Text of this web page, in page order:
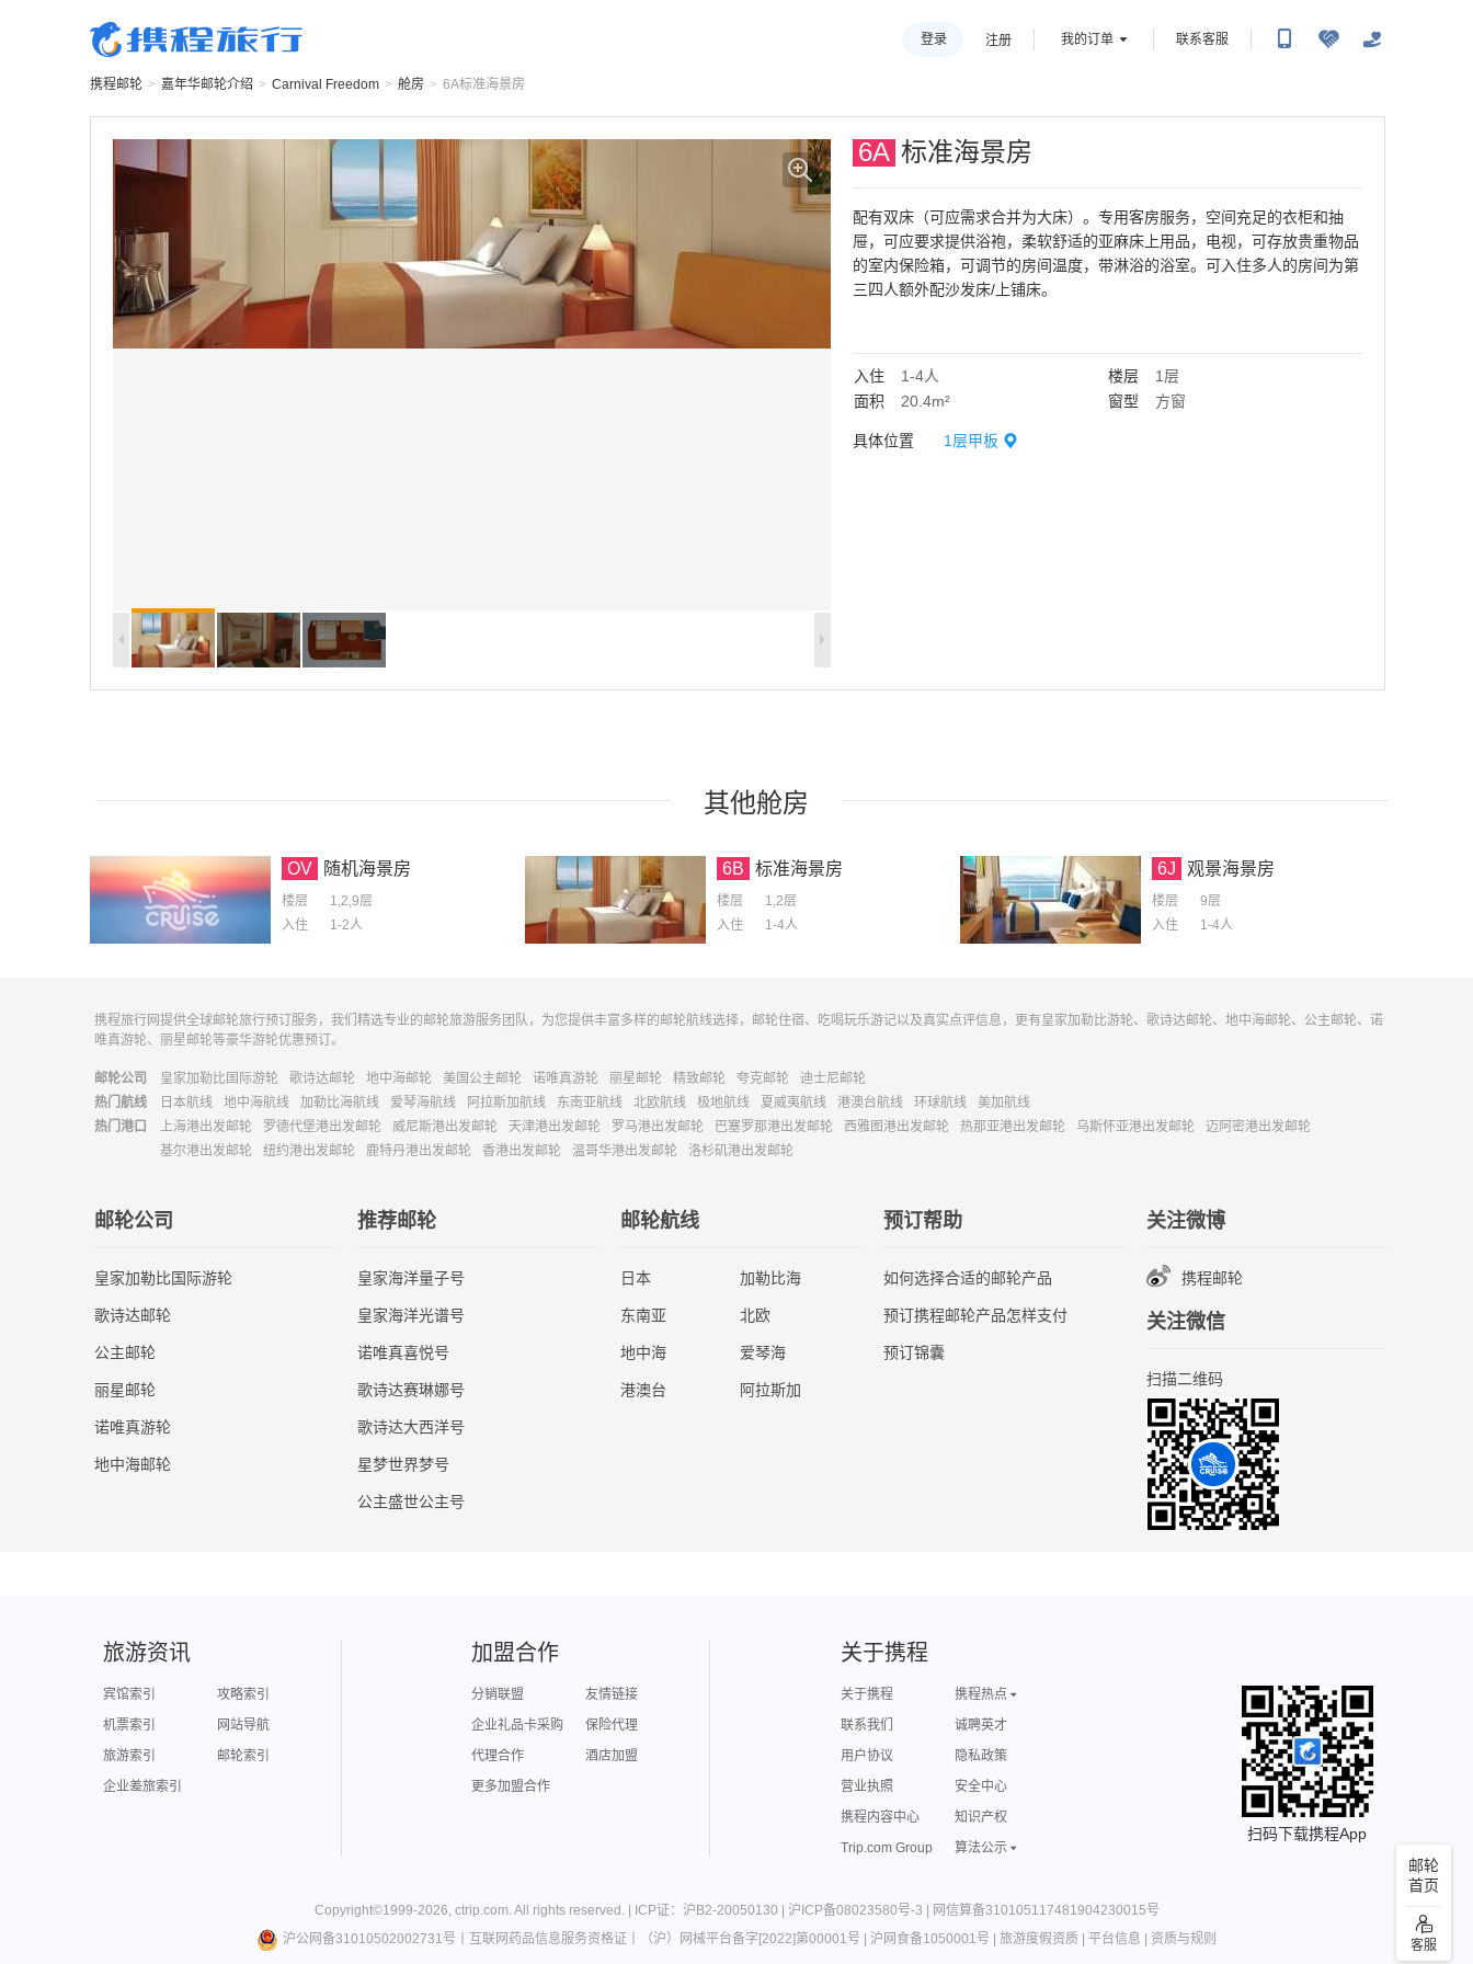
登录 注册 我的订单 联系客服
携程邮轮 > 嘉年华邮轮介绍 > Carnival Freedom > 舱房 > 6A标准海景房
6A 标准海景房
配有双床（可应需求合并为大床）。专用客房服务，空间充足的衣柜和抽
屉，可应要求提供浴袍，柔软舒适的亚麻床上用品，电视，可存放贵重物品
的室内保险箱，可调节的房间温度，带淋浴的浴室。可入住多人的房间为第
三四人额外配沙发床/上铺床。
入住 1-4人 楼层
1层
面积
20.4m² 窗型 方窗
具体位置 1层甲板
其他舱房
OV 随机海景房
楼层
1,2,9层
入住
1-2人
6B 标准海景房
楼层
1,2层
入住
1-4人
6J 观景海景房
楼层
9层
入住
1-4人
携程旅行网提供全球邮轮旅行预订服务，我们精选专业的邮轮旅游服务团队，为您提供丰富多样的邮轮航线选择，邮轮住宿、吃喝玩乐游记以及真实点评信息，更有皇家加勒比游轮、歌诗达邮轮、地中海邮轮、公主邮轮、诺
唯真游轮、丽星邮轮等豪华游轮优惠预订。
邮轮公司 皇家加勒比国际游轮 歌诗达邮轮 地中海邮轮 美国公主邮轮 诺唯真游轮 丽星邮轮 精致邮轮 夸克邮轮
迪士尼邮轮
热门航线
日本航线 地中海航线 加勒比海航线 爱琴海航线 阿拉斯加航线 东南亚航线 北欧航线 极地航线 夏威夷航线 港澳台航线 环球航线
美加航线
热门港口
上海港出发邮轮 罗德代堡港出发邮轮 威尼斯港出发邮轮 天津港出发邮轮 罗马港出发邮轮 巴塞罗那港出发邮轮 西雅图港出发邮轮 热那亚港出发邮轮 乌斯怀亚港出发邮轮
迈阿密港出发邮轮
基尔港出发邮轮
纽约港出发邮轮 鹿特丹港出发邮轮 香港出发邮轮 温哥华港出发邮轮 洛杉矶港出发邮轮
邮轮公司
皇家加勒比国际游轮
歌诗达邮轮
公主邮轮
丽星邮轮
诺唯真游轮
地中海邮轮
推荐邮轮
皇家海洋量子号
皇家海洋光谱号
诺唯真喜悦号
歌诗达赛琳娜号
歌诗达大西洋号
星梦世界梦号
公主盛世公主号
邮轮航线
日本 加勒比海
东南亚 北欧
地中海 爱琴海
港澳台 阿拉斯加
预订帮助
如何选择合适的邮轮产品
预订携程邮轮产品怎样支付
预订锦囊
关注微博
携程邮轮
关注微信
扫描二维码
邮轮
首页
客服
旅游资讯
宾馆索引
攻略索引
机票索引
网站导航
旅游索引
邮轮索引
企业差旅索引
加盟合作
分销联盟
友情链接
企业礼品卡采购
保险代理
代理合作
酒店加盟
更多加盟合作
关于携程
关于携程
携程热点
联系我们
诚聘英才
用户协议
隐私政策
营业执照
安全中心
携程内容中心
知识产权
Trip.com Group
算法公示
扫码下载携程App
Copyright©1999-2026, ctrip.com. All rights reserved. | ICP证：沪B2-20050130 沪ICP备08023580号-3
网信算备310105117481904230015号
沪公网备31010502002731号
互联网药品信息服务资格证 （沪）网械平台备字[2022]第00001号 沪网食备1050001号 旅游度假资质| 平台信息 资质与规则